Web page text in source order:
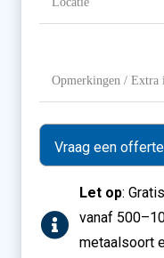
Extra
info
Let op:
vanaf
metaalsoort